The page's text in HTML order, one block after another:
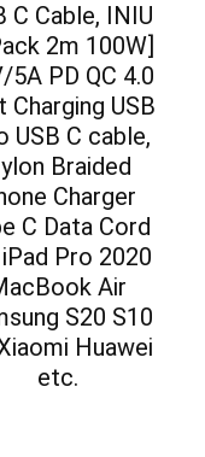
C Cable, INIU
2m 100W]
5A PD QC 4.0
Charging USB
USB C cable,
Braided
Charger
C Data Cord
Pro 2020
Air
S20 S10
Huawei
etc.